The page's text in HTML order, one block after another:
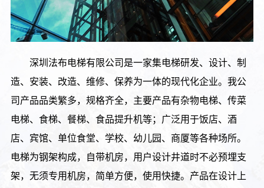
深圳法布电梯有限公司是一家集电梯研发、设计、制
造、安装、改造、维修、保养为一体的现代化企业。我公
司产品品类繁多，规格齐全，主要产品有杂物电梯、传菜
电梯、食梯、餐梯、食品提升机等；广泛用于饭店、酒
店、宾馆、单位食堂、学校、幼儿园、商厦等各种场所。
电梯为钢架构成，自带机房，用户设计井道时不必预埋支
架，无须专用机房，简单方便，使用快捷。产品在设计上